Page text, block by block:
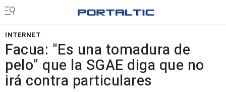
INTERNET
Facua: "Es una tomadura de
pelo" que la SGAE diga que no
irá contra particulares